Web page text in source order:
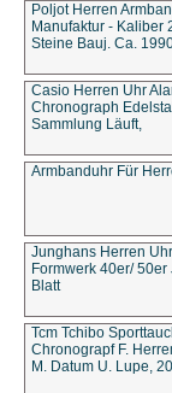
Poljot Herren
Manufaktur - Kaliber
Steine Bauj. Ca.
Casio Herren Uhr
Chronograph
Sammlung Läuft,
Armbanduhr Für
Junghans Herren
Formwerk 40er/ 50er
Blatt
Tcm Tchibo
Chronograpf F.
M. Datum U. Lupe,